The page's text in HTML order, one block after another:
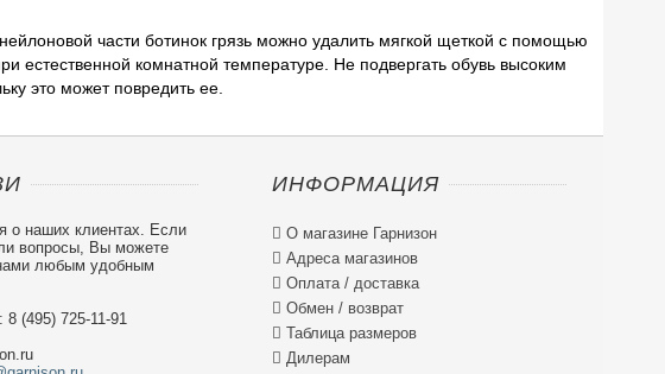
части ботинок грязь можно удалить мягкой щеткой с помощью
естественной комнатной температуре. Не подвергать обувь высоким
это может повредить ее.
о наших клиентах. Если
вопросы, Вы можете
любым удобным
(495) 725-11-91
ИНФОРМАЦИЯ
 О магазине Гарнизон
 Адреса магазинов
 Оплата / доставка
 Обмен / возврат
 Таблица размеров
 Дилерам